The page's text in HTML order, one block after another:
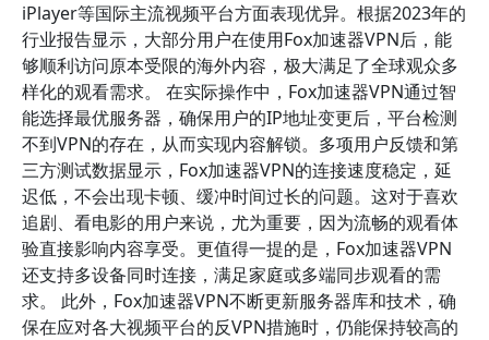
iPlayer等国际主流视频平台方面表现优异。根据2023年的
行业报告显示，大部分用户在使用Fox加速器VPN后，能
够顺利访问原本受限的海外内容，极大满足了全球观众多
样化的观看需求。 在实际操作中，Fox加速器VPN通过智
能选择最优服务器，确保用户的IP地址变更后，平台检测
不到VPN的存在，从而实现内容解锁。多项用户反馈和第
三方测试数据显示，Fox加速器VPN的连接速度稳定，延
迟低，不会出现卡顿、缓冲时间过长的问题。这对于喜欢
追剧、看电影的用户来说，尤为重要，因为流畅的观看体
验直接影响内容享受。更值得一提的是，Fox加速器VPN
还支持多设备同时连接，满足家庭或多端同步观看的需
求。 此外，Fox加速器VPN不断更新服务器库和技术，确
保在应对各大视频平台的反VPN措施时，仍能保持较高的